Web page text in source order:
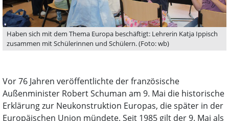
Haben sich mit dem Thema Europa beschäftigt: Lehrerin Katja Ippisch
zusammen mit Schülerinnen und Schülern. (Foto: wb)
Vor 76 Jahren veröffentlichte der französische
Außenminister Robert Schuman am 9. Mai die historische
Erklärung zur Neukonstruktion Europas, die später in der
Europäischen Union mündete. Seit 1985 gilt der 9. Mai als